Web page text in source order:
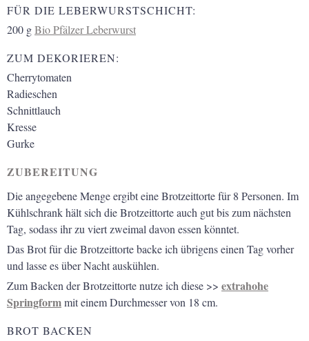
FÜR DIE LEBERWURSTSCHICHT:
200 gBio Pfälzer Leberwurst
ZUM DEKORIEREN:
Cherrytomaten
Radieschen
Schnittlauch
Kresse
Gurke
ZUBEREITUNG
Die angegebene Menge ergibt eine Brotzeittorte für 8 Personen. Im
Kühlschrank hält sich die Brotzeittorte auch gut bis zum nächsten
Tag, sodass ihr zu viert zweimal davon essen könntet.
Das Brot für die Brotzeittorte backe ich übrigens einen Tag vorher
und lasse es über Nacht auskühlen.
Zum Backen der Brotzeittorte nutze ich diese >> extrahohe
Springformmit einem Durchmesser von 18 cm.
BROT BACKEN